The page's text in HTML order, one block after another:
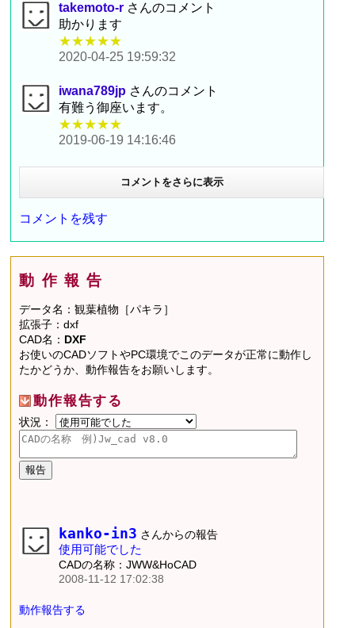
takemoto-r さんのコメント
助かります
★★★★★
2020-04-25 19:59:32
iwana789jp さんのコメント
有難う御座います。
★★★★★
2019-06-19 14:16:46
コメントをさらに表示
コメントを残す
動作報告
データ名：観葉植物［パキラ］
拡張子：dxf
CAD名： DXF
お使いのCADソフトやPC環境でこのデータが正常に動作し
たかどうか、動作報告をお願いします。
動作報告する
状況：
kanko-in3 さんからの報告
使用可能でした
CADの名称：JWW&HoCAD
2008-11-12 17:02:38
動作報告する